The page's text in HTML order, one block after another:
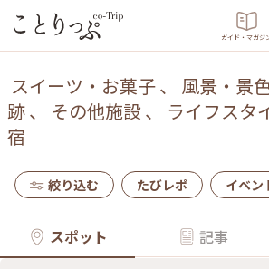
ガイド・マガジ
スイーツ・お菓子、 風景・景
跡、 その他施設、 ライフスタ
宿
絞り込む たびレポ イベン
スポット 記事